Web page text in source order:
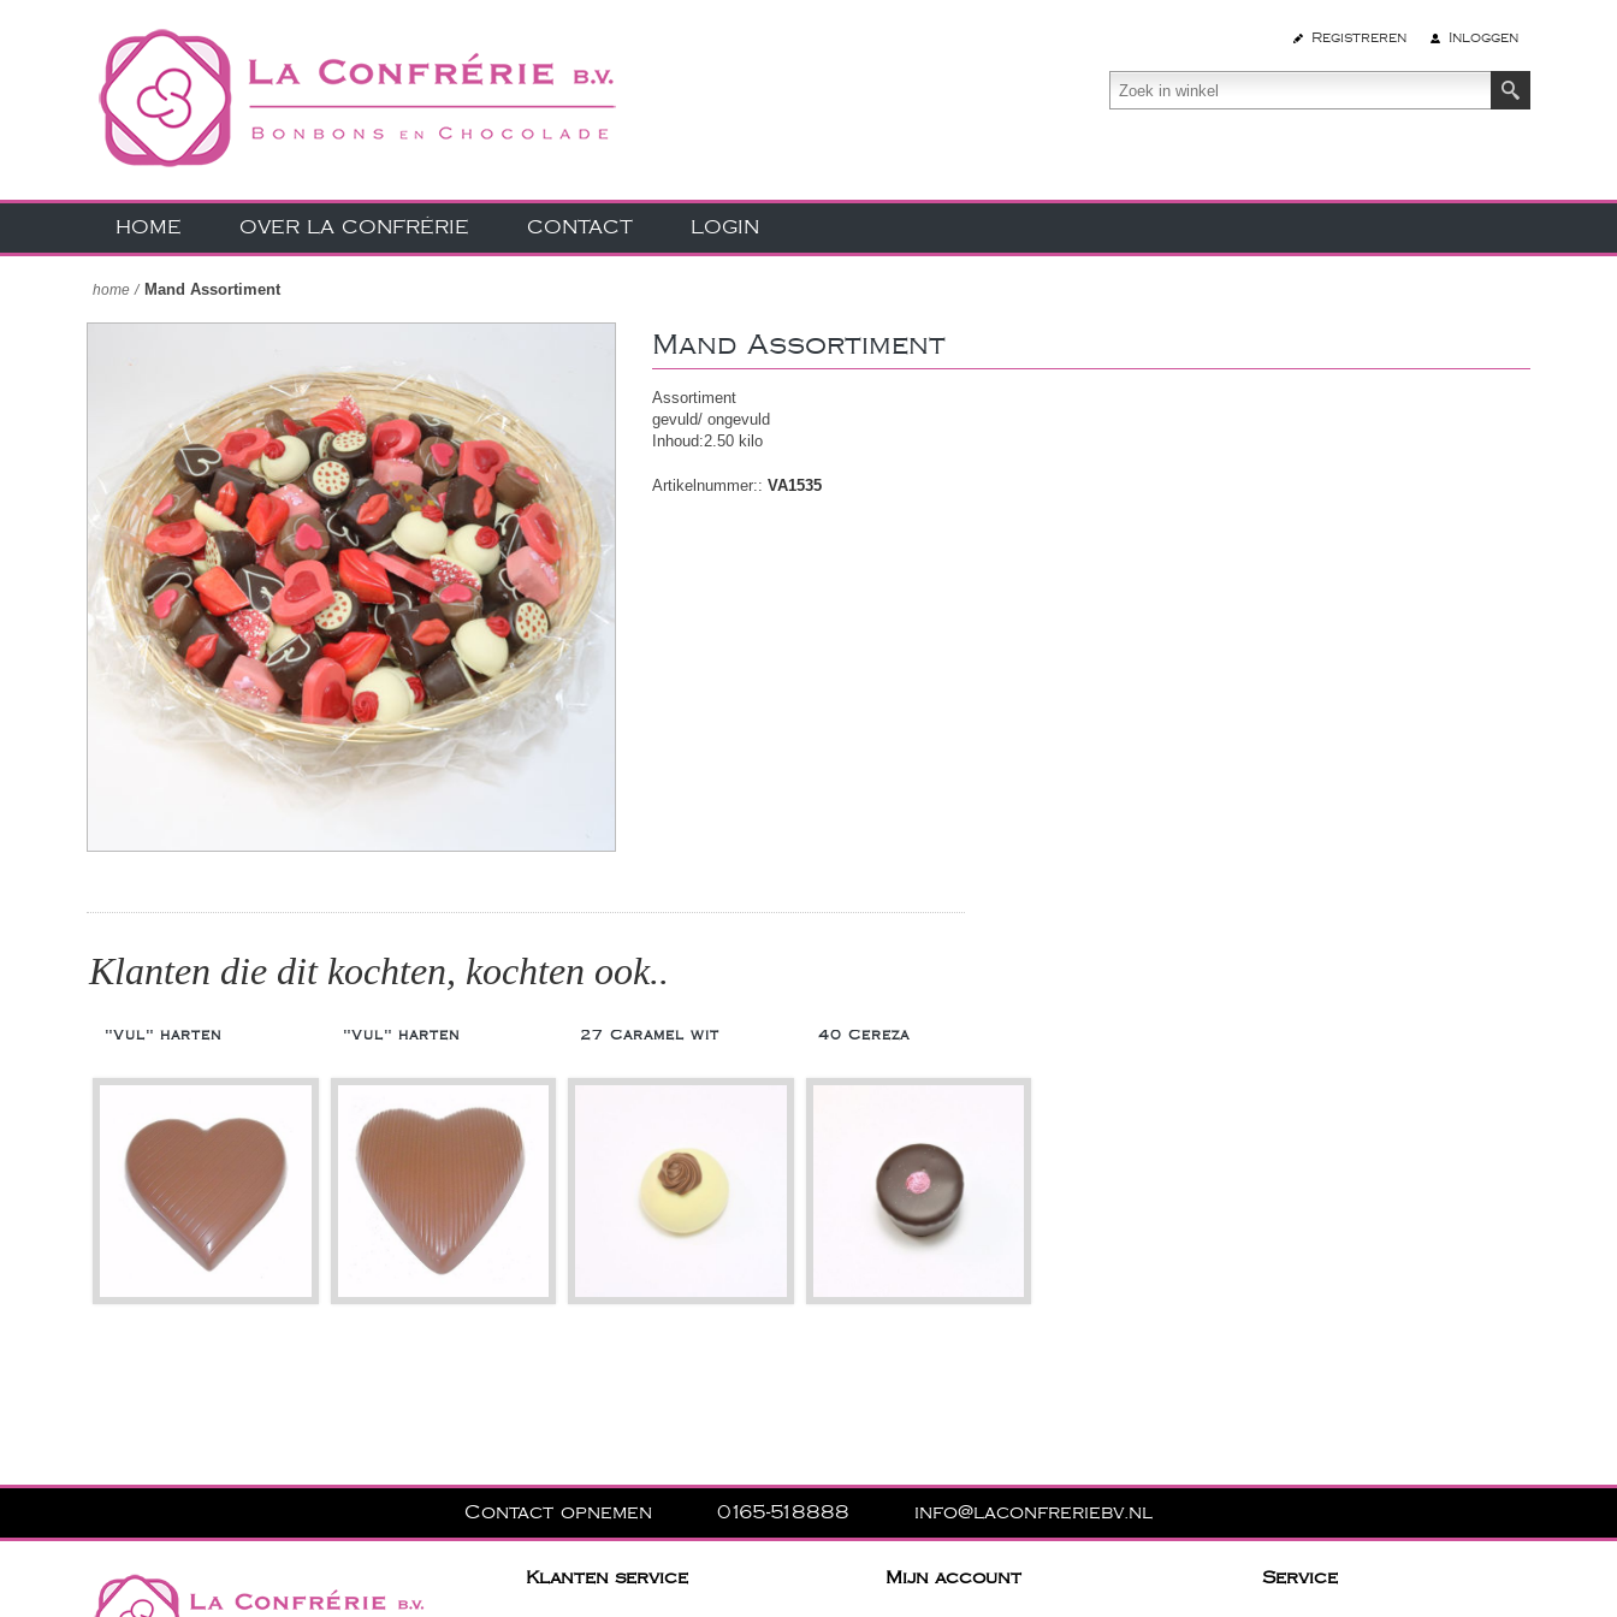
Registreren Inloggen
HOME OVER LA CONFRÉRIE CONTACT LOGIN
home / Mand Assortiment
Mand Assortiment
Assortiment
gevuld/ ongevuld
Inhoud:2.50 kilo
Artikelnummer:: VA1535
Klanten die dit kochten, kochten ook..
"Vul" harten "Vul" harten 27 Caramel wit 40 Cereza
Contact opnemen 0165-518888 info@laconfreriebv.nl
Klanten service Mijn account Service